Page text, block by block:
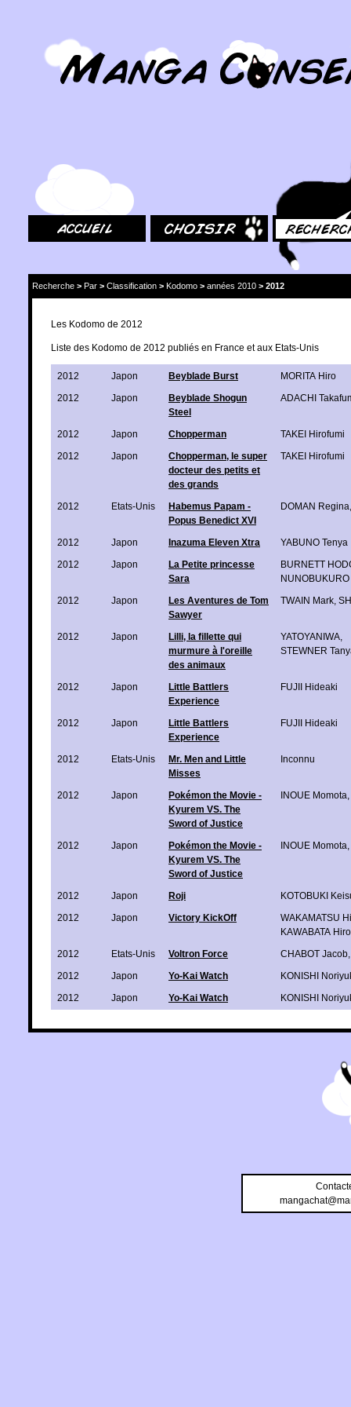
Recherche > Par > Classification > Kodomo > années 2010 > 2012
Les Kodomo de 2012
Liste des Kodomo de 2012 publiés en France et aux Etats-Unis
2012 Japon Beyblade Burst
MORITA Hiro
2012
Japon
Beyblade Shogun
Steel
ADACHI
2012 Japon Chopperman
TAKEI Hirofumi
2012
Japon
Chopperman, le super
docteur des petits et
des grands
TAKEI Hirofumi
2012 Etats-Unis
Habemus Papam -
Popus Benedict XVI
DOMAN Regina
2012 Japon Inazuma Eleven Xtra
YABUNO Tenya
2012
Japon
La Petite princesse
Sara
BURNETT
2012
Japon
Les Aventures de Tom
Sawyer
TWAIN Mark
2012 Japon
Lilli, la fillette qui
murmure à l'oreille
des animaux
YATOYANIWA
STEWNER
2012 Japon
Little Battlers
Experience
FUJII Hideaki
2012 Japon
Little Battlers
Experience
FUJII Hideaki
2012 Etats-Unis
Mr. Men and Little
Misses
Inconnu
2012 Japon
Pokémon the Movie -
Kyurem VS. The
Sword of Justice
INOUE Momota
2012 Japon
Pokémon the Movie -
Kyurem VS. The
Sword of Justice
INOUE Momota
2012 Japon Roji
KOTOBUKI
2012
Japon Victory KickOff
WAKAMATSU
KAWABATA
2012
Etats-Unis Voltron Force CHABOT Jacob
2012
Japon Yo-Kai Watch
KONISHI
2012
Japon Yo-Kai Watch KONISHI